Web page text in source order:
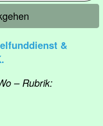
&
– Rubrik: